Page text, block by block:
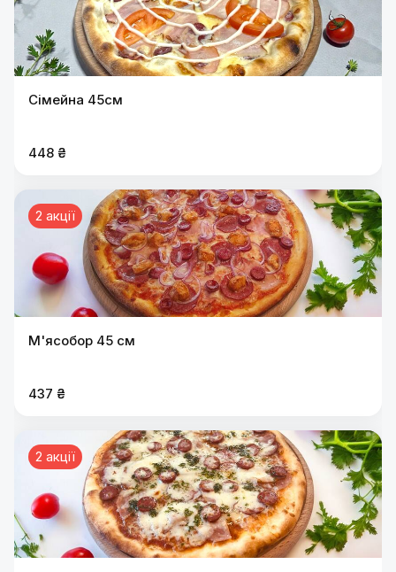
Сімейна 45см
448 ₴
2 акції
М'ясобор 45 см
437 ₴
2 акції